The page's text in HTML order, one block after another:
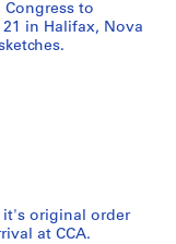
to
in Halifax, Nova
it's original order
at CCA.